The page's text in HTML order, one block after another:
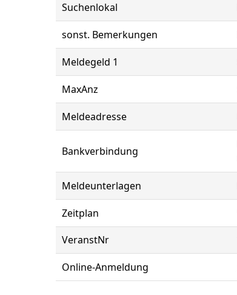
Suchenlokal
sonst. Bemerkungen
Meldegeld 1
MaxAnz
Meldeadresse
Bankverbindung
Meldeunterlagen
Zeitplan
VeranstNr
Online-Anmeldung